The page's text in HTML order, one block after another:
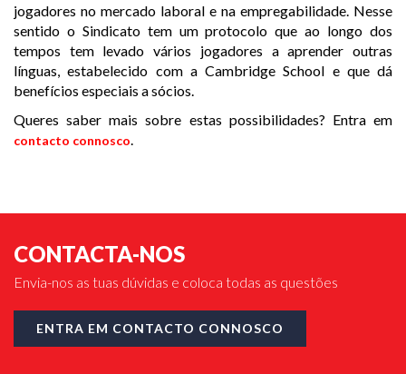
jogadores no mercado laboral e na empregabilidade. Nesse
sentido o Sindicato tem um protocolo que ao longo dos
tempos tem levado vários jogadores a aprender outras
línguas, estabelecido com a Cambridge School e que dá
benefícios especiais a sócios.
Queres saber mais sobre estas possibilidades? Entra em
contacto connosco
CONTACTA-NOS
Envia-nos as tuas dúvidas e coloca todas as questões
ENTRA EM CONTACTO CONNOSCO